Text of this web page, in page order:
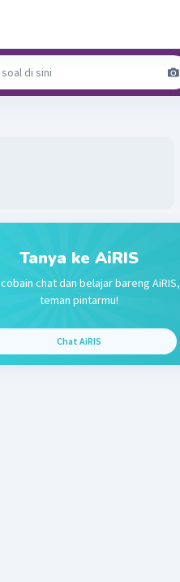
Tanya ke AiRIS
chat dan belajar bareng AiRIS,
teman pintarmu!
Chat AiRIS